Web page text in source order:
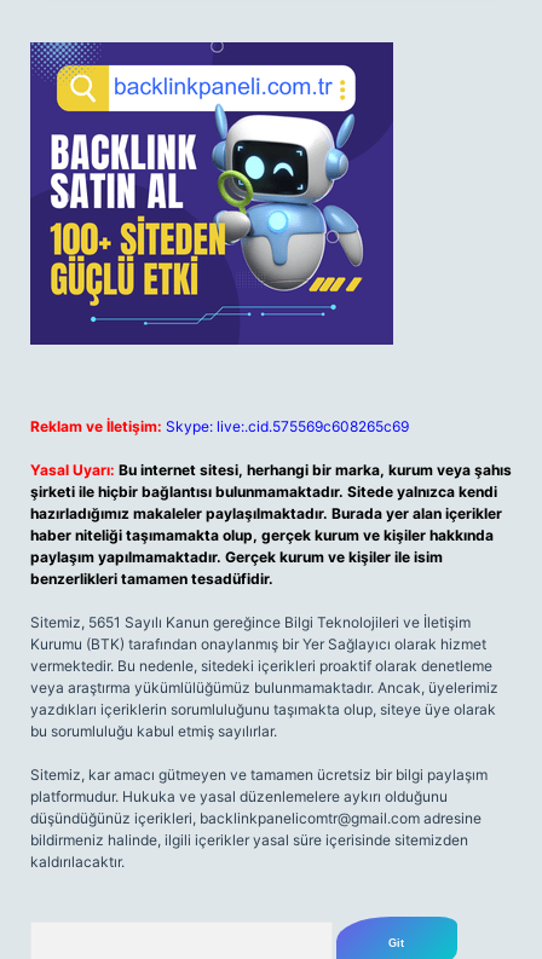
Reklam ve İletişim: Skype: live:.cid.575569c608265c69
Yasal Uyarı: Bu internet sitesi, herhangi bir marka, kurum veya şahıs
şirketi ile hiçbir bağlantısı bulunmamaktadır. Sitede yalnızca kendi
hazırladığımız makaleler paylaşılmaktadır. Burada yer alan içerikler
haber niteliği taşımamakta olup, gerçek kurum ve kişiler hakkında
paylaşım yapılmamaktadır. Gerçek kurum ve kişiler ile isim
benzerlikleri tamamen tesadüfidir.
Sitemiz, 5651 Sayılı Kanun gereğince Bilgi Teknolojileri ve İletişim
Kurumu (BTK) tarafından onaylanmış bir Yer Sağlayıcı olarak hizmet
vermektedir. Bu nedenle, sitedeki içerikleri proaktif olarak denetleme
veya araştırma yükümlülüğümüz bulunmamaktadır. Ancak, üyelerimiz
yazdıkları içeriklerin sorumluluğunu taşımakta olup, siteye üye olarak
bu sorumluluğu kabul etmiş sayılırlar.
Sitemiz, kar amacı gütmeyen ve tamamen ücretsiz bir bilgi paylaşım
platformudur. Hukuka ve yasal düzenlemelere aykırı olduğunu
düşündüğünüz içerikleri, backlinkpanelicomtr@gmail.com adresine
bildirmeniz halinde, ilgili içerikler yasal süre içerisinde sitemizden
kaldırılacaktır.